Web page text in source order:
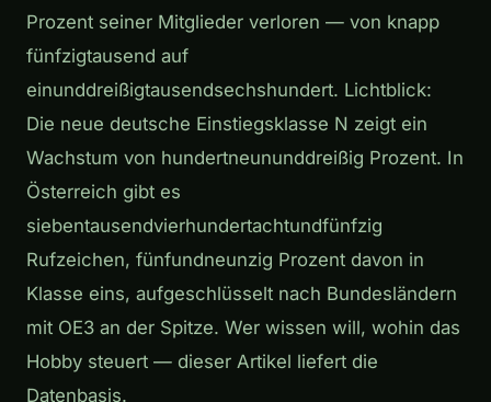
Prozent seiner Mitglieder verloren — von knapp
fünfzigtausend auf
einunddreißigtausendsechshundert. Lichtblick:
Die neue deutsche Einstiegsklasse N zeigt ein
Wachstum von hundertneununddreißig Prozent. In
Österreich gibt es
siebentausendvierhundertachtundfünfzig
Rufzeichen, fünfundneunzig Prozent davon in
Klasse eins, aufgeschlüsselt nach Bundesländern
mit OE3 an der Spitze. Wer wissen will, wohin das
Hobby steuert — dieser Artikel liefert die
Datenbasis.